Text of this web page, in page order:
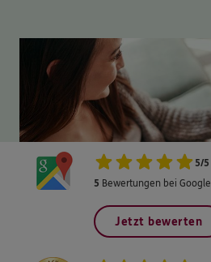
5/5
5 Bewertungen bei Google
Jetzt bewerten